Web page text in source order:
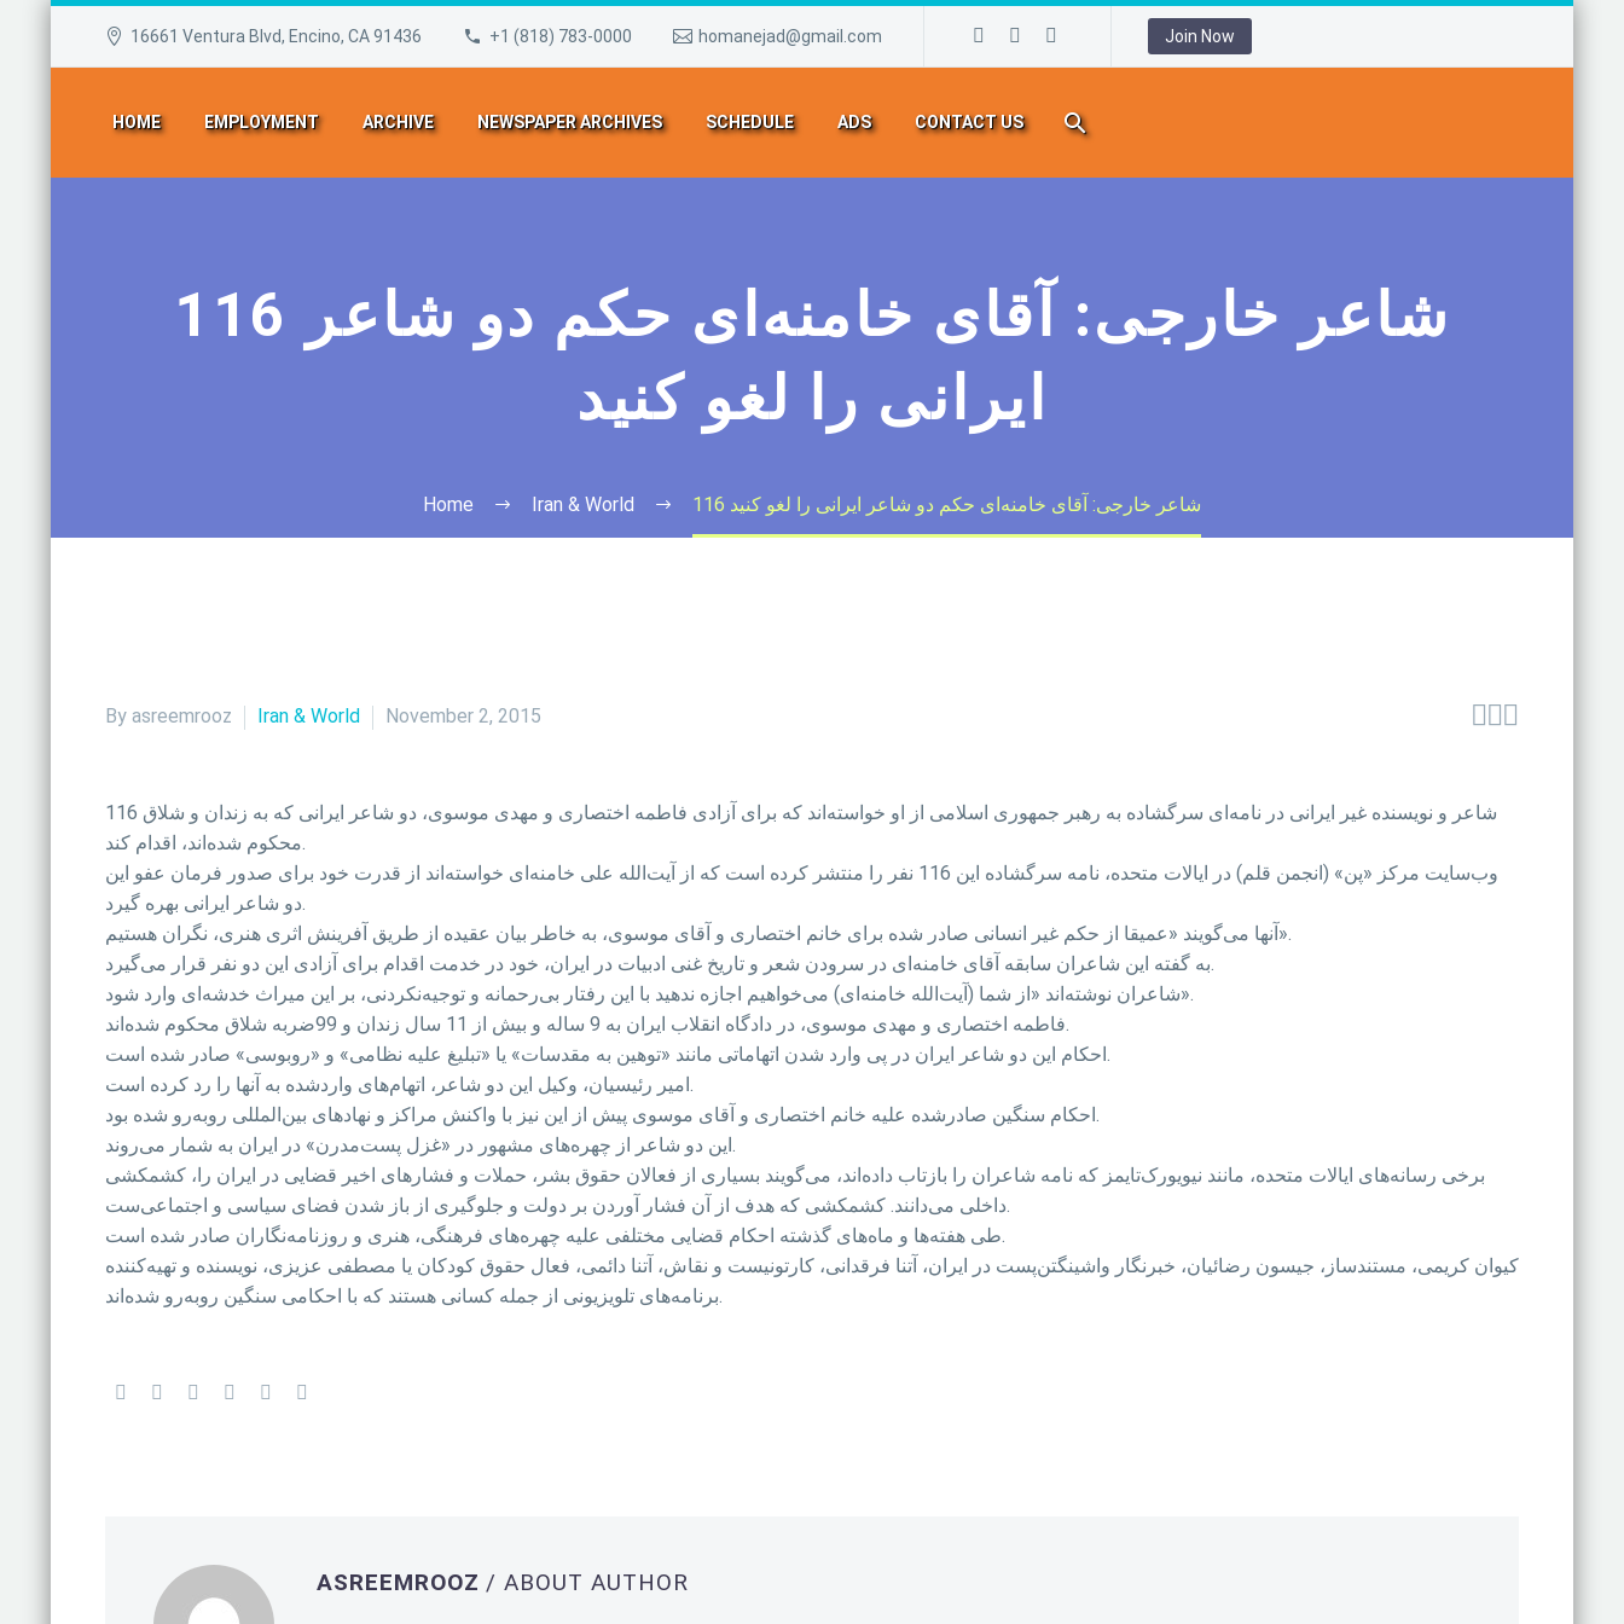
16661 Ventura Blvd, Encino, CA 91436 +1 (818) 783-0000 homanejad@gmail.com Join Now
HOME EMPLOYMENT ARCHIVE NEWSPAPER ARCHIVES SCHEDULE ADS CONTACT US
116 شاعر خارجی: آقای خامنه‌ای حکم دو شاعر
ایرانی را لغو کنید
Home Iran & World 116 شاعر خارجی: آقای خامنه‌ای حکم دو شاعر ایرانی را لغو کنید

By asreemrooz Iran & World November 2, 2015
116 شاعر و نویسنده غیر ایرانی در نامه‌ای سرگشاده به رهبر جمهوری اسلامی از او خواسته‌اند که برای آزادی فاطمه اختصاری و مهدی موسوی، دو شاعر ایرانی که به زندان و شلاق
محکوم شده‌اند، اقدام کند.
وب‌سایت مرکز «پن» (انجمن قلم) در ایالات متحده، نامه‌ سرگشاده این 116 نفر را منتشر کرده است که از آیت‌الله علی خامنه‌ای خواسته‌اند از قدرت خود برای صدور فرمان عفو این
دو شاعر ایرانی بهره گیرد.
آنها می‌گویند «عمیقا از حکم غیر انسانی صادر شده برای خانم اختصاری و آقای موسوی، به خاطر بیان عقیده از طریق آفرینش اثری هنری، نگران هستیم».
به گفته این شاعران سابقه آقای خامنه‌ای در سرودن شعر و تاریخ غنی ادبیات در ایران، خود در خدمت اقدام برای آزادی این دو نفر قرار می‌گیرد.
شاعران نوشته‌اند «از شما (آیت‌الله خامنه‌ای) می‌خواهیم اجازه ندهید با این رفتار بی‌رحمانه و توجیه‌نکردنی، بر این میراث خدشه‌ای وارد شود».
فاطمه اختصاری و مهدی موسوی، در دادگاه انقلاب ایران به 9 ساله و بیش از 11 سال زندان و 99ضربه شلاق محکوم شده‌اند.
احکام این دو شاعر ایران در پی وارد شدن اتهاماتی مانند «توهین به مقدسات» یا «تبلیغ علیه نظامی» و «روبوسی» صادر شده است.
امیر رئیسیان، وکیل این دو شاعر، اتهام‌های واردشده به آنها را رد کرده است.
احکام سنگین صادرشده علیه خانم اختصاری و آقای موسوی پیش از این نیز با واکنش‌ مراکز و نهادهای بین‌المللی روبه‌رو شده بود.
این دو شاعر از چهره‌های مشهور در «غزل پست‌مدرن» در ایران به شمار می‌روند.
برخی رسانه‌های ایالات متحده، مانند نیویورک‌تایمز که نامه شاعران را بازتاب داده‌اند، می‌گویند بسیاری از فعالان حقوق بشر، حملات و فشارهای اخیر قضایی در ایران را، کشمکشی
داخلی می‌دانند. کشمکشی که هدف از آن فشار آوردن بر دولت و جلوگیری از باز شدن فضای سیاسی و اجتماعی‌ست.
طی هفته‌ها و ماه‌های گذشته احکام قضایی مختلفی علیه چهره‌های فرهنگی، هنری و روزنامه‌نگاران صادر شده است.
کیوان کریمی، مستندساز، جیسون رضائیان، خبرنگار واشینگتن‌پست در ایران، آتنا فرقدانی، کارتونیست و نقاش، آتنا دائمی، فعال حقوق کودکان یا مصطفی عزیزی، نویسنده و تهیه‌کننده
برنامه‌های تلویزیونی از جمله کسانی هستند که با احکامی سنگین روبه‌رو شده‌اند.
ASREEMROOZ / ABOUT AUTHOR